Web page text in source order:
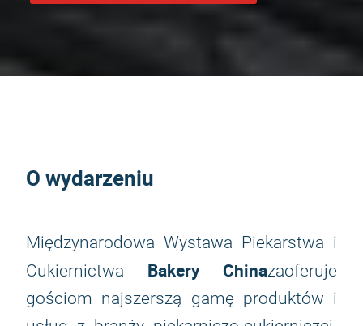
O wydarzeniu
Międzynarodowa Wystawa Piekarstwa i
Cukiernictwa Bakery Chinazaoferuje
gościom najszerszą gamę produktów i